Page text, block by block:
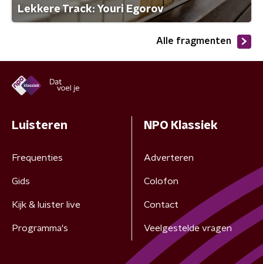
Lekkere Track: Youri Egorov
Alle fragmenten
Luisteren
Frequenties
Gids
Kijk & luister live
Programma's
NPO Klassiek
Adverteren
Colofon
Contact
Veelgestelde vragen